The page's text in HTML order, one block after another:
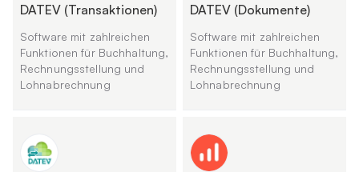
DATEV (Transaktionen)
Software mit zahlreichen
Funktionen für Buchhaltung,
Rechnungsstellung und
Lohnabrechnung
DATEV (Dokumente)
Software mit zahlreichen
Funktionen für Buchhaltung,
Rechnungsstellung und
Lohnabrechnung